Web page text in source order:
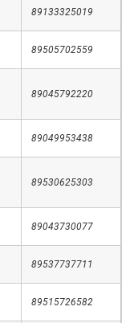
89133325019
89505702559
89045792220
89049953438
89530625303
89043730077
89537737711
89515726582